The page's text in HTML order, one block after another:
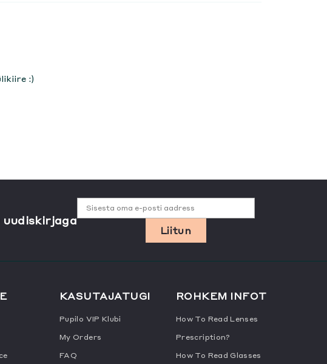
:)
Sisesta oma e-posti aadress
Liitun
KASUTAJATUGI
Pupilo VIP Klubi
My Orders
FAQ
ROHKEM INFOT
How To Read Lenses
Prescription?
How To Read Glasses